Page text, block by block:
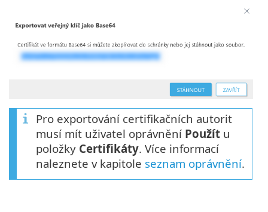
Pro exportování certifikačních autorit
musí mít uživatel oprávnění Použít u
položky Certifikáty. Více informací
naleznete v kapitole seznam oprávnění.